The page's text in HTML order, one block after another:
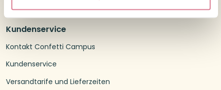
Kundenservice
Kontakt Confetti Campus
Kundenservice
Versandtarife und Lieferzeiten